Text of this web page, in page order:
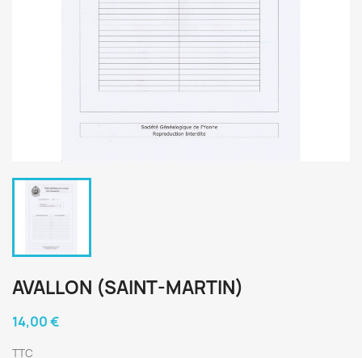
AVALLON (SAINT-MARTIN)
14,00 €
TTC